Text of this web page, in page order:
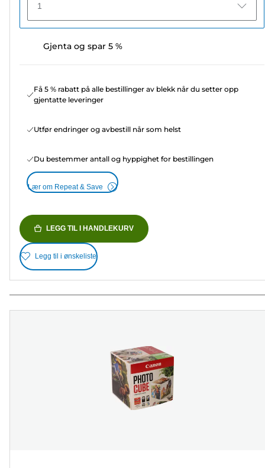
1
Gjenta og spar 5 %
Få 5 % rabatt på alle bestillinger av blekk når du setter opp
gjentatte leveringer
Utfør endringer og avbestill når som helst
Du bestemmer antall og hyppighet for bestillingen
Lær om Repeat & Save
LEGG TIL I HANDLEKURV
Legg til i ønskeliste